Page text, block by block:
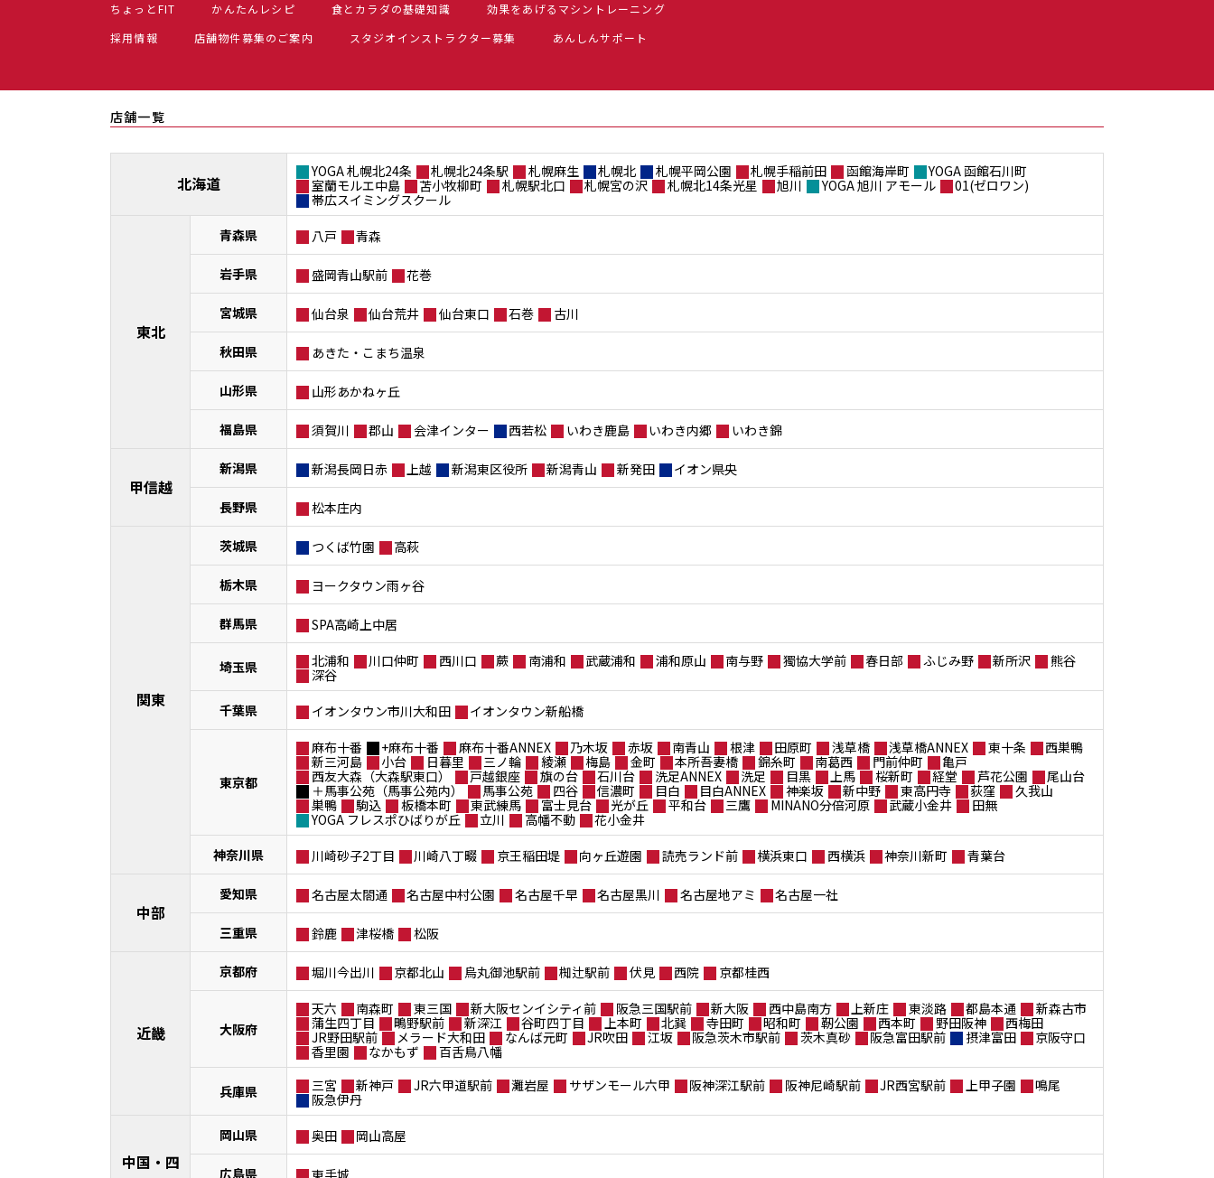
ちょっとFIT
かんたんレシピ 食とカラダの基礎知識
効果をあげるマシントレーニング
採用情報
店舗物件募集のご案内 スタジオインストラクター募集 あんしんサポート
店舗一覧
北海道
YOGA 札幌北24条 札幌北24条駅 札幌麻生 札幌北 札幌平岡公園 札幌手稲前田 函館海岸町
YOGA 函館石川町
室蘭モルエ中島
苫小牧柳町 札幌駅北口 札幌宮の沢 札幌北14条光星 旭川 YOGA 旭川 アモール
01(ゼロワン)
帯広スイミングスクール
東北
青森県 八戸 青森
岩手県 盛岡青山駅前 花巻
宮城県 仙台泉 仙台荒井 仙台東口 石巻 古川
秋田県 あきた・こまち温泉
山形県 山形あかねヶ丘
福島県 須賀川 郡山 会津インター 西若松 いわき鹿島 いわき内郷 いわき錦
甲信越
新潟県 新潟長岡日赤 上越 新潟東区役所 新潟青山 新発田 イオン県央
長野県 松本庄内
関東
茨城県 つくば竹園 高萩
栃木県 ヨークタウン雨ヶ谷
群馬県 SPA高崎上中居
埼玉県 北浦和 川口仲町 西川口 蕨 南浦和 武蔵浦和 浦和原山 南与野 獨協大学前 春日部 ふじみ野 新所沢
熊谷
深谷
千葉県
イオンタウン市川大和田 イオンタウン新船橋
東京都
麻布十番 +麻布十番 麻布十番ANNEX 乃木坂 赤坂 南青山 根津 田原町 浅草橋 浅草橋ANNEX 東十条
西巣鴨
新三河島
小台 日暮里 三ノ輪 綾瀬 梅島 金町 本所吾妻橋 錦糸町 南葛西 門前仲町
亀戸
西友大森（大森駅東口）
戸越銀座 旗の台 石川台 洗足ANNEX 洗足 目黒 上馬 桜新町 経堂 芦花公園
尾山台
＋馬事公苑（馬事公苑内）
馬事公苑 四谷 信濃町 目白 目白ANNEX 神楽坂 新中野 東高円寺 荻窪
久我山
巣鴨
駒込 板橋本町 東武練馬 富士見台 光が丘 平和台 三鷹 MINANO分倍河原 武蔵小金井
田無
YOGA フレスポひばりが丘
立川 高幡不動
花小金井
神奈川県
川崎砂子2丁目 川崎八丁畷 京王稲田堤 向ヶ丘遊園 読売ランド前 横浜東口 西横浜 神奈川新町 青葉台
中部
愛知県 名古屋太閤通 名古屋中村公園 名古屋千早 名古屋黒川 名古屋地アミ 名古屋一社
三重県 鈴鹿 津桜橋 松阪
近畿
京都府 堀川今出川 京都北山 烏丸御池駅前 椥辻駅前 伏見 西院 京都桂西
大阪府
天六 南森町 東三国 新大阪センイシティ前 阪急三国駅前 新大阪 西中島南方 上新庄 東淡路 都島本通
新森古市
蒲生四丁目
鴫野駅前 新深江 谷町四丁目 上本町 北巽 寺田町 昭和町 靭公園 西本町 野田阪神
西梅田
JR野田駅前
メラード大和田 なんば元町 JR吹田 江坂 阪急茨木市駅前 茨木真砂 阪急富田駅前 摂津富田
京阪守口
香里園
なかもず 百舌鳥八幡
兵庫県 三宮 新神戸 JR六甲道駅前 灘岩屋 サザンモール六甲 阪神深江駅前 阪神尼崎駅前 JR西宮駅前 上甲子園
鳴尾
阪急伊丹
中国・四
岡山県 奥田 岡山高屋
広島県